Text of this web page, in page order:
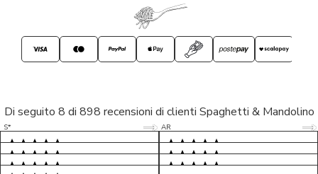
Di seguito 8 di 898 recensioni di clienti Spaghetti & Mandolino
S* 5/5
Tutto ok. Consegna celere , pacco
perfetto, formaggio arrivato in
LP 5/5
M* 5/5
MC 5/5
AR 5/5
esperienza sicuramente positiva,
D* 5/5
S* 5/5